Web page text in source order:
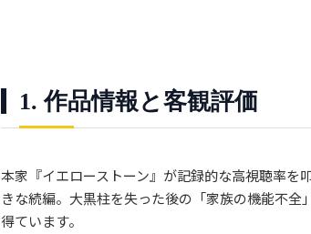
1. 作品情報と客観評価
本家『イエローストーン』が記録的な高視聴率を
きな続編。大黒柱を失った後の「家族の機能不
得ています。